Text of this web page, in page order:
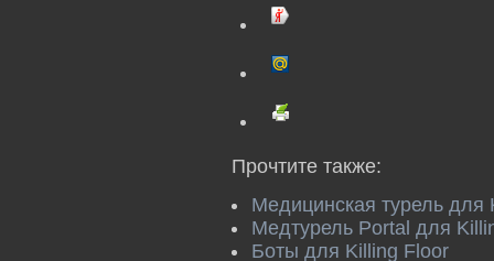
Прочтите также:
Медицинская турель для
Медтурель Portal для
Боты для Killing Floor